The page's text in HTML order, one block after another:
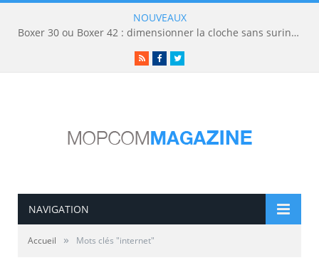
NOUVEAUX
Boxer 30 ou Boxer 42 : dimensionner la cloche sans surinvestir
RSSFacebookTwitter
NAVIGATION
Accueil » Mots clés "internet"